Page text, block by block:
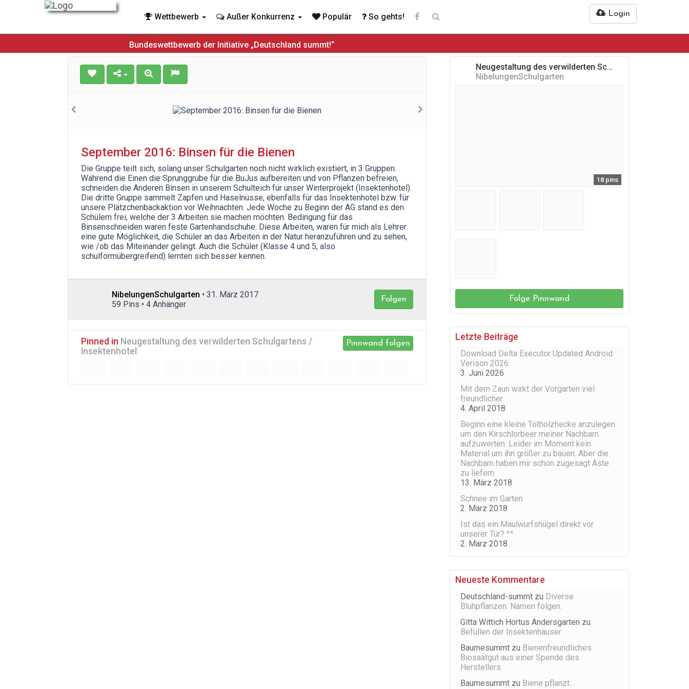
Login
Wettbewerb Außer Konkurrenz Populär So gehts!
Bundeswettbewerb der Initiative „Deutschland summt!“
September 2016: Binsen für die Bienen
Die Gruppe teilt sich, solang unser Schulgarten noch nicht wirklich existiert, in 3 Gruppen.
Während die Einen die Sprunggrube für die BuJus aufbereiten und von Pflanzen befreien,
schneiden die Anderen Binsen in unserem Schulteich für unser Winterprojekt (Insektenhotel).
Die dritte Gruppe sammelt Zapfen und Haselnüsse, ebenfalls für das Insektenhotel bzw. für
unsere Plätzchenbackaktion vor Weihnachten. Jede Woche zu Beginn der AG stand es den
Schülern frei, welche der 3 Arbeiten sie machen möchten. Bedingung für das
Binsenschneiden waren feste Gartenhandschuhe. Diese Arbeiten, waren für mich als Lehrer
eine gute Möglichkeit, die Schüler an das Arbeiten in der Natur heranzuführen und zu sehen,
wie /ob das Miteinander gelingt. Auch die Schüler (Klasse 4 und 5, also
schulformübergreifend) lernten sich besser kennen.
Folgen
NibelungenSchulgarten • 31. März 2017
59 Pins • 4 Anhänger
Pinnwand folgen
Pinned in Neugestaltung des verwilderten Schulgartens /
Insektenhotel
Neugestaltung des verwilderten Schulgartens / Insektenhotel
NibelungenSchulgarten
18 pins
Folge Pinnwand
Letzte Beiträge
Download Delta Executor Updated Android
Verison 2026
3. Juni 2026
Mit dem Zaun wirkt der Vorgarten viel
freundlicher
4. April 2018
Beginn eine kleine Totholzhecke anzulegen
um den Kirschlorbeer meiner Nachbarn
aufzuwerten. Leider im Moment kein
Material um ihn größer zu bauen. Aber die
Nachbarn haben mir schon zugesagt Äste
zu liefern
13. März 2018
Schnee im Garten
2. März 2018
Ist das ein Maulwurfshügel direkt vor
unserer Tür? ^^
2. März 2018
Neueste Kommentare
Deutschland-summt zu Diverse
Blühpflanzen. Namen folgen.
Gitta Wittich Hortus Andersgarten zu
Befüllen der Insektenhäuser
Baumesummt zu Bienenfreundliches
Biosaatgut aus einer Spende des
Herstellers.
Baumesummt zu Biene pflanzt…